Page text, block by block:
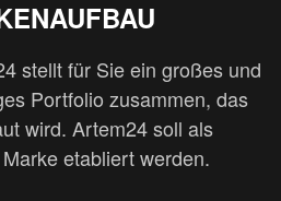
stellt für Sie ein großes und
Portfolio zusammen, das
wird. Artem24 soll als
etabliert werden.